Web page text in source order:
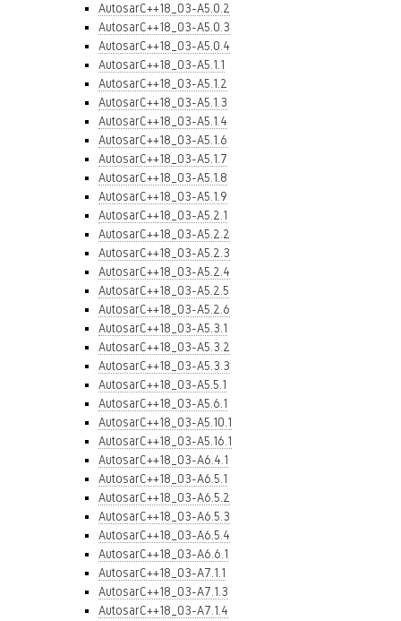
AutosarC++18_03-A5.0.2
AutosarC++18_03-A5.0.3
AutosarC++18_03-A5.0.4
AutosarC++18_03-A5.1.1
AutosarC++18_03-A5.1.2
AutosarC++18_03-A5.1.3
AutosarC++18_03-A5.1.4
AutosarC++18_03-A5.1.6
AutosarC++18_03-A5.1.7
AutosarC++18_03-A5.1.8
AutosarC++18_03-A5.1.9
AutosarC++18_03-A5.2.1
AutosarC++18_03-A5.2.2
AutosarC++18_03-A5.2.3
AutosarC++18_03-A5.2.4
AutosarC++18_03-A5.2.5
AutosarC++18_03-A5.2.6
AutosarC++18_03-A5.3.1
AutosarC++18_03-A5.3.2
AutosarC++18_03-A5.3.3
AutosarC++18_03-A5.5.1
AutosarC++18_03-A5.6.1
AutosarC++18_03-A5.10.1
AutosarC++18_03-A5.16.1
AutosarC++18_03-A6.4.1
AutosarC++18_03-A6.5.1
AutosarC++18_03-A6.5.2
AutosarC++18_03-A6.5.3
AutosarC++18_03-A6.5.4
AutosarC++18_03-A6.6.1
AutosarC++18_03-A7.1.1
AutosarC++18_03-A7.1.3
AutosarC++18_03-A7.1.4